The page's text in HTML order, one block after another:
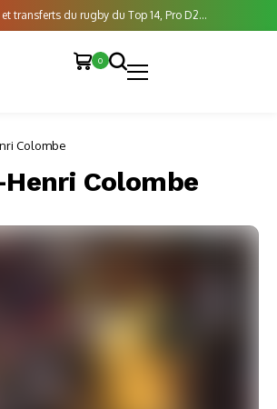
transferts du rugby du Top 14, Pro D2...
0
Colombe
Colombe